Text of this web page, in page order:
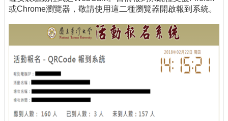
或Chrome瀏覽器，敬請使用這二種瀏覽器開啟報到系統。